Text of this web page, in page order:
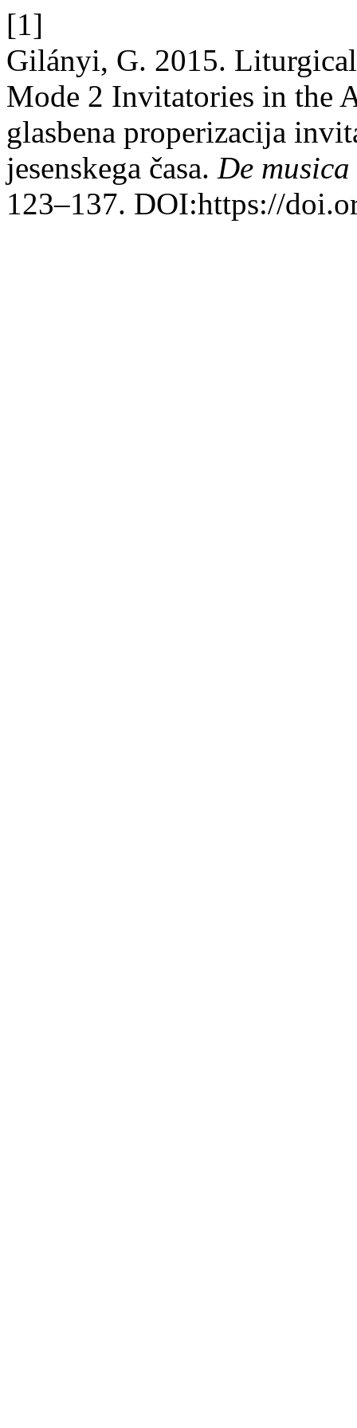
[1]
Gilányi, G. 2015.
Mode 2 Invitatories in the
glasbena properizacija
jesenskega časa. De
123–137. DOI:https://